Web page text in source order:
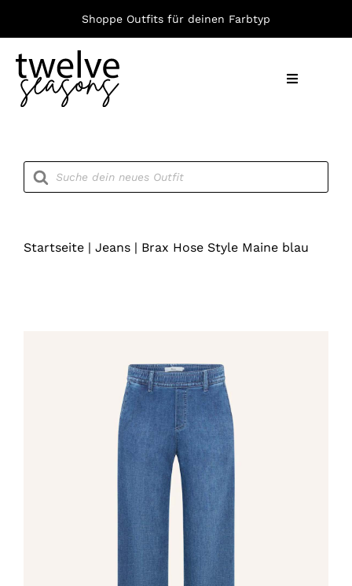
springen
Shoppe Outfits für deinen Farbtyp
Toggle
Products
search
Startseite| Jeans| Brax Hose Style Maine blau